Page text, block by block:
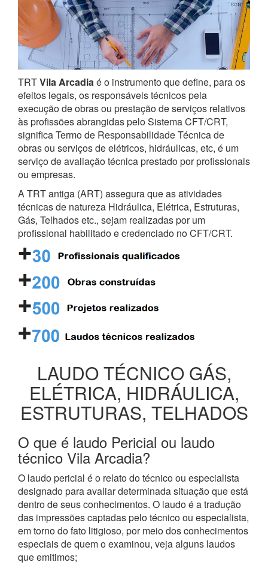
TRTVila Arcadiaé o instrumento que define, para os
efeitos legais, os responsáveis técnicos pela
execução de obras ou prestação de serviços relativos
às profissões abrangidas pelo Sistema CFT/CRT,
significa Termo de Responsabilidade Técnica de
obras ou serviços de elétricos, hidráulicas, etc, é um
serviço de avaliação técnica prestado por profissionais
ou empresas.
A TRT antiga (ART) assegura que as atividades
técnicas de natureza Hidráulica, Elétrica, Estruturas,
Gás, Telhados etc., sejam realizadas por um
profissional habilitado e credenciado no CFT/CRT.
LAUDO TÉCNICO GÁS,
ELÉTRICA, HIDRÁULICA,
ESTRUTURAS, TELHADOS
O que é laudo Pericial ou laudo
técnico Vila Arcadia?
O laudo pericial é o relato do técnico ou especialista
designado para avaliar determinada situação que está
dentro de seus conhecimentos. O laudo é a tradução
das impressões captadas pelo técnico ou especialista,
em torno do fato litigioso, por meio dos conhecimentos
especiais de quem o examinou, veja alguns laudos
que emitimos;